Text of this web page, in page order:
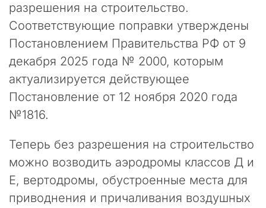
разрешения на строительство.
Соответствующие поправки утверждены
Постановлением Правительства РФ от 9
декабря 2025 года № 2000, которым
актуализируется действующее
Постановление от 12 ноября 2020 года
№1816.
Теперь без разрешения на строительство
можно возводить аэродромы классов Д и
Е, вертодромы, обустроенные места для
приводнения и причаливания воздушных
о
л
е
г
!
В
п
с
л
е
д
н